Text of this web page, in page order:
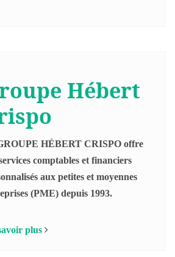
Hébert
HÉBERT CRISPO offre
comptables et financiers
aux petites et moyennes
(PME) depuis 1993.
plus